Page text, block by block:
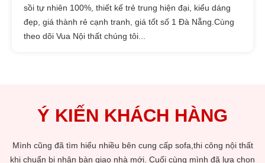
sồi tự nhiên 100%, thiết kế trẻ trung hiện đại, kiểu dáng
đẹp, giá thành rẻ cạnh tranh, giá tốt số 1 Đà Nẵng.Cùng
theo dõi Vua Nội thất chúng tôi...
Ý KIẾN KHÁCH HÀNG
Tôi mới lập gia đình và chuyển về nhà mới. Công việc bề bộn nên
việc trang trí nhà qua bạn bè giới thiệu tôi biết đến Vua Nội Thất.